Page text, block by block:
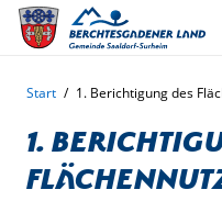
Start / 1. Berichtigung des
1.